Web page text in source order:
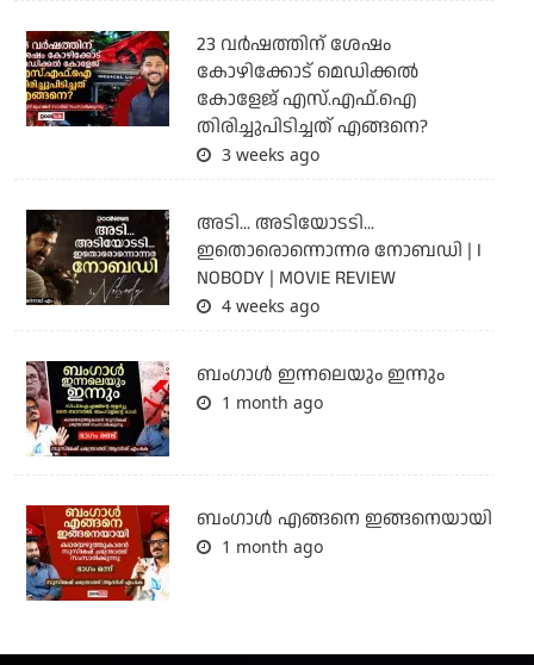
23 വർഷത്തിന് ശേഷം
കോഴിക്കോട് മെഡിക്കൽ
കോളേജ് എസ്.എഫ്.ഐ
തിരിച്ചുപിടിച്ചത് എങ്ങനെ?
3 weeks ago
അടി... അടിയോടടി...
ഇതൊരൊന്നൊന്നര നോബഡി | I
NOBODY | MOVIE REVIEW
4 weeks ago
ബംഗാള്‍ ഇന്നലെയും ഇന്നും
1 month ago
ബം​ഗാൾ എങ്ങനെ ഇങ്ങനെയായി
1 month ago